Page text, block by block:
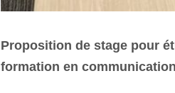
Proposition de stage pour
formation en